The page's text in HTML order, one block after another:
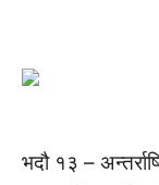
भदौ १३ –